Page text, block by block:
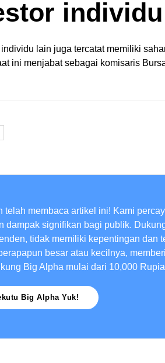
individu
lain juga tercatat memiliki
ini menjabat sebagai komisaris
telah membaca artikel ini! Kami
dampak signifikan bagi publik.
tidak memiliki kepentingan dan
besar atau kecilnya,
Big Alpha mulai dari 10,000
Big Alpha Yuk!